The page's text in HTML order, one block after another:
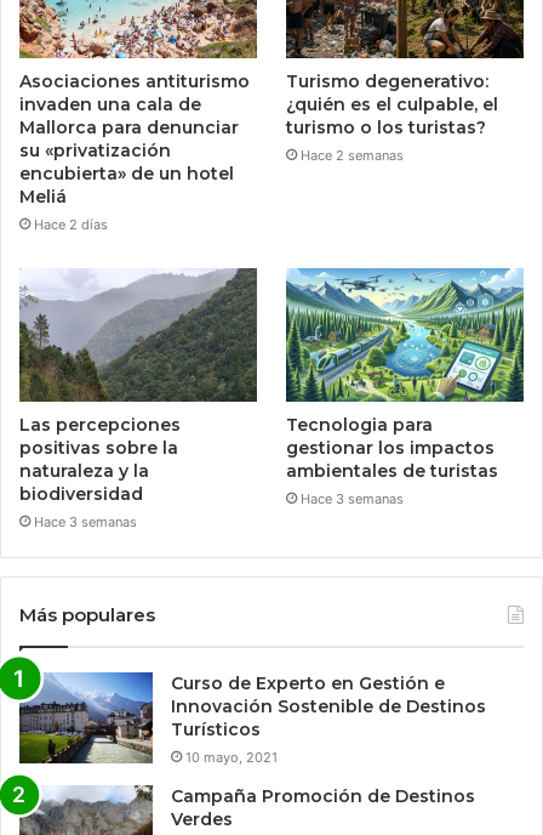
Asociaciones antiturismo
invaden una cala de
Mallorca para denunciar
su «privatización
encubierta» de un hotel
Meliá
Hace 2 días
Turismo degenerativo:
¿quién es el culpable, el
turismo o los turistas?
Hace 2 semanas
Las percepciones
positivas sobre la
naturaleza y la
biodiversidad
Hace 3 semanas
Tecnologia para
gestionar los impactos
ambientales de turistas
Hace 3 semanas
Más populares
Curso de Experto en Gestión e
Innovación Sostenible de Destinos
Turísticos
10 mayo, 2021
Campaña Promoción de Destinos
Verdes